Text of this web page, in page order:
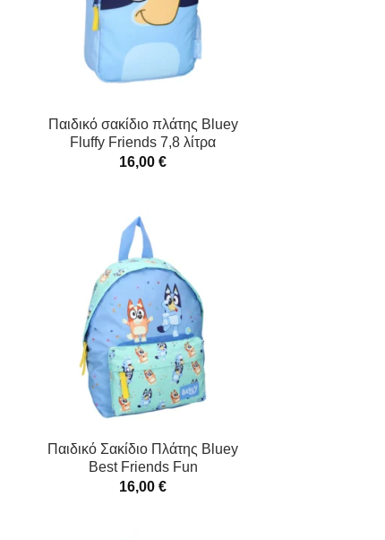
Παιδικό σακίδιο πλάτης Bluey
Fluffy Friends 7,8 λίτρα
16,00€
Παιδικό Σακίδιο Πλάτης Bluey
Best Friends Fun
16,00€